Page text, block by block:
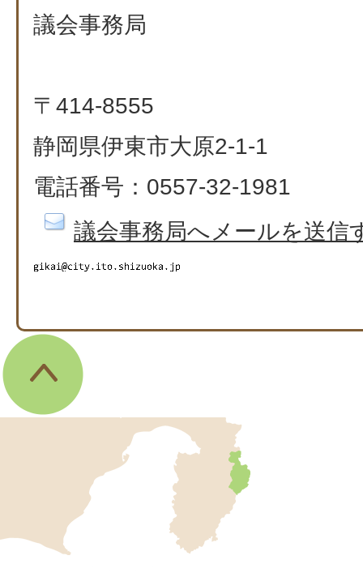
議会事務局
〒414-8555
静岡県伊東市大原2-1-1
電話番号：0557-32-1981
議会事務局へメールを送信